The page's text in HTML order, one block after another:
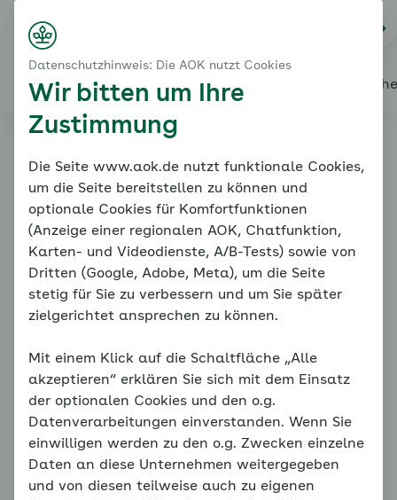
Alles über den Coach Mein Coach
Modul 2: Eigene Anteile bearbeiten - Soziale Angst
Die Rolle der Eltern
Ungünstiges Elternverhalten
Familiencoach
Kinderängste
Die Rolle der Eltern
Ungünstiges Elternverhalten
Hinweis
Sie befinden sich außerhalb der
Datenschutzhinweis: Die AOK nutzt Cookies
Wir bitten um Ihre
Zustimmung
Die Seite www.aok.de nutzt funktionale Cookies,
um die Seite bereitstellen zu können und
optionale Cookies für Komfortfunktionen
(Anzeige einer regionalen AOK, Chatfunktion,
Karten- und Videodienste, A/B-Tests) sowie von
Dritten (Google, Adobe, Meta), um die Seite
stetig für Sie zu verbessern und um Sie später
zielgerichtet ansprechen zu können.
Mit einem Klick auf die Schaltfläche „Alle
akzeptieren“ erklären Sie sich mit dem Einsatz
der optionalen Cookies und den o.g.
Datenverarbeitungen einverstanden. Wenn Sie
einwilligen werden zu den o.g. Zwecken einzelne
Daten an diese Unternehmen weitergegeben
und von diesen teilweise auch zu eigenen